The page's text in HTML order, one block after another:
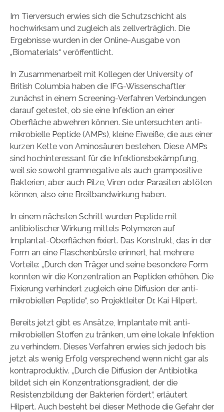
Im Tierversuch erwies sich die Schutzschicht als
hochwirksam und zugleich als zellverträglich. Die
Ergebnisse wurden in der Online-Ausgabe von
„Biomaterials“ veröffentlicht.
In Zusammenarbeit mit Kollegen der University of
British Columbia haben die IFG-Wissenschaftler
zunächst in einem Screening-Verfahren Verbindungen
darauf getestet, ob sie eine Infektion an einer
Oberfläche abwehren können. Sie untersuchten anti-
mikrobielle Peptide (AMPs), kleine Eiweiße, die aus einer
kurzen Kette von Aminosäuren bestehen. Diese AMPs
sind hochinteressant für die Infektionsbekämpfung,
weil sie sowohl gramnegative als auch grampositive
Bakterien, aber auch Pilze, Viren oder Parasiten abtöten
können, also eine Breitbandwirkung haben.
In einem nächsten Schritt wurden Peptide mit
antibiotischer Wirkung mittels Polymeren auf
Implantat-Oberflächen fixiert. Das Konstrukt, das in der
Form an eine Flaschenbürste erinnert, hat mehrere
Vorteile: „Durch den Träger und seine besondere Form
konnten wir die Konzentration an Peptiden erhöhen. Die
Fixierung verhindert zugleich eine Diffusion der anti-
mikrobiellen Peptide“, so Projektleiter Dr. Kai Hilpert.
Bereits jetzt gibt es Ansätze, Implantate mit anti-
mikrobiellen Stoffen zu tränken, um eine lokale Infektion
zu verhindern. Dieses Verfahren erwies sich jedoch bis
jetzt als wenig Erfolg versprechend wenn nicht gar als
kontraproduktiv. „Durch die Diffusion der Antibiotika
bildet sich ein Konzentrationsgradient, der die
Resistenzbildung der Bakterien fördert“, erläutert
Hilpert. Auch besteht bei dieser Methode die Gefahr der